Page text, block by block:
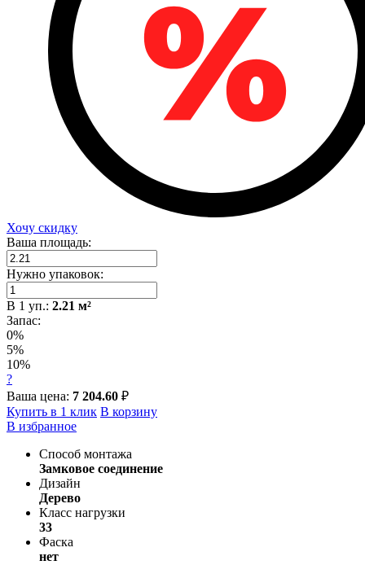
Хочу скидку
Ваша площадь:
Нужно упаковок:
В 1 уп.: 2.21 м²
Запас:
0%
5%
10%
?
Ваша цена: 7 204.60 ₽
Купить в 1 клик В корзину
В избранное
Способ монтажа
Замковое соединение
Дизайн
Дерево
Класс нагрузки
33
Фаска
нет